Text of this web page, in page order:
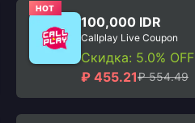
HOT
100,000 IDR
Callplay Live Coupon
Скидка: 5.0% OFF
₽ 455.21₽ 554.49